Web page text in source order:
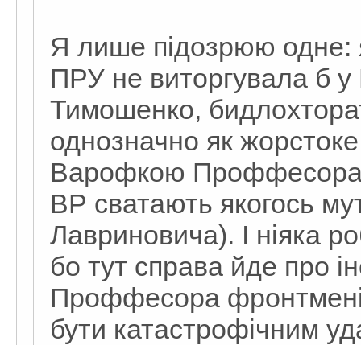
Я лише підозрюю одне:
ПРУ не виторгувала б
Тимошенко,
однозначно як
Варофкою Проффесора
ВР сватають якогось
Лавриновича). І ніяка
бо тут справа йде про
Проффесора
бути катастрофічним